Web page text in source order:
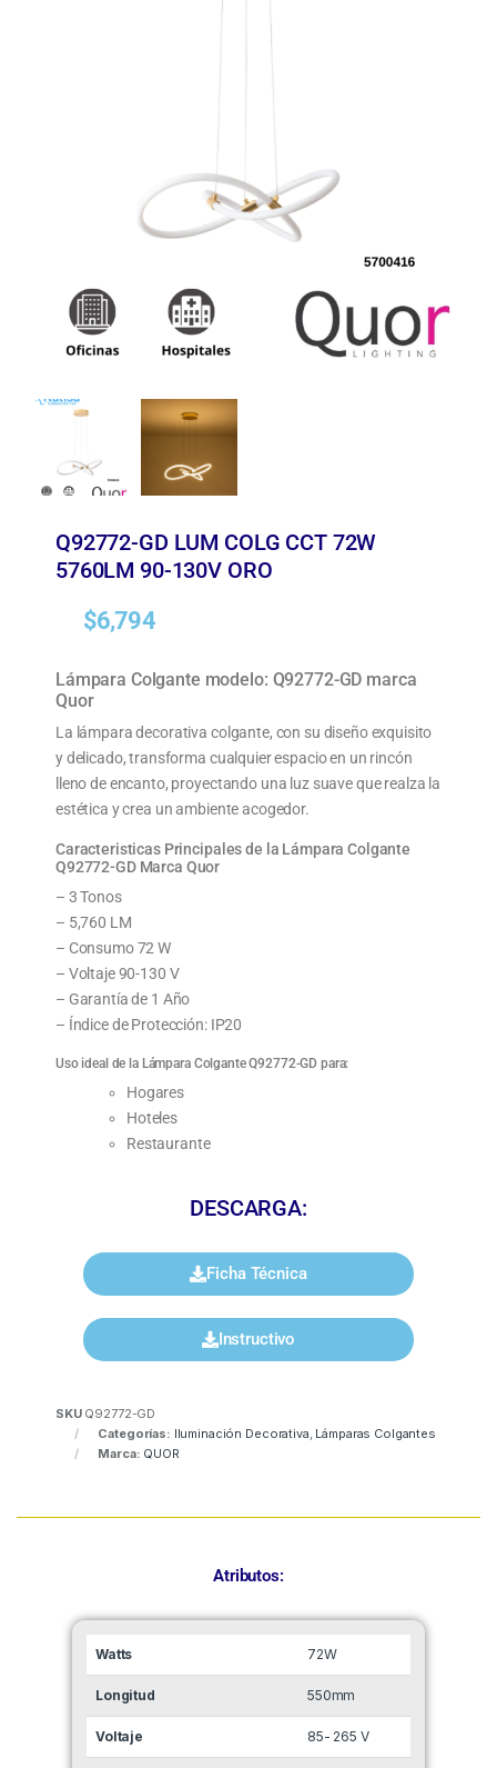
Q92772-GD LUM COLG CCT 72W
5760LM 90-130V ORO
$6,794
Lámpara Colgante modelo: Q92772-GD marca
Quor
La lámpara decorativa colgante, con su diseño exquisito
y delicado, transforma cualquier espacio en un rincón
lleno de encanto, proyectando una luz suave que realza la
estética y crea un ambiente acogedor.
Caracteristicas Principales de la Lámpara Colgante
Q92772-GD Marca Quor
– 3 Tonos
– 5,760 LM
– Consumo 72 W
– Voltaje 90-130 V
– Garantía de 1 Año
– Índice de Protección: IP20
Uso ideal de la Lámpara Colgante Q92772-GD para:
Hogares
Hoteles
Restaurante
DESCARGA:
Ficha Técnica
Instructivo
SKU Q92772-GD
Categorías: Iluminación Decorativa, Lámparas Colgantes
Marca: QUOR
Atributos:
Watts 72W
Longitud 550mm
Voltaje 85- 265 V